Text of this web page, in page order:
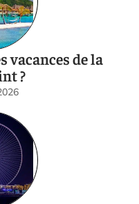
vacances de la
?